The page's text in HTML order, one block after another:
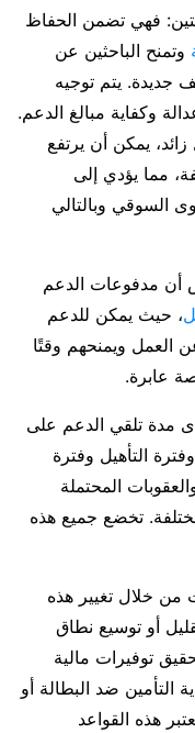
فهي تضمن الحفاظ
وتمنح الباحثين عن
جديدة. يتم توجيه
وكفاية مبالغ الدعم.
يمكن أن يرتفع
مما يؤدي إلى
السوقي وبالتالي
أن مدفوعات الدعم
، حيث يمكن للدعم
العمل ويمنحهم وقتًا
عابرة.
مدة تلقي الدعم على
التأهيل وفترة
المحتملة
تخضع جميع هذه
من خلال تغيير هذه
أو توسيع نطاق
توفيرات مالية
التأمين ضد البطالة أو
هذه القواعد